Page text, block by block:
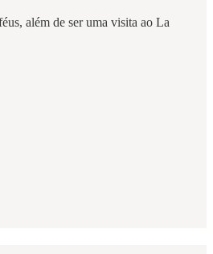
além de ser uma visita ao La